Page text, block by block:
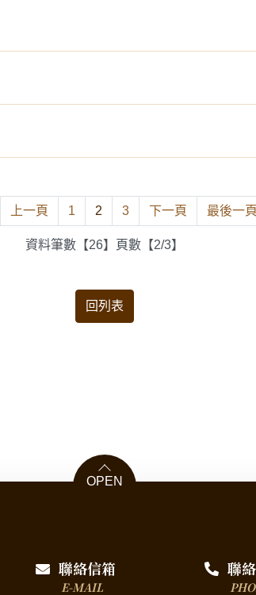
上一頁 1 2 3 下一頁 最後一頁
資料筆數【26】頁數【2/3】
回列表
OPEN
聯絡信箱
E-MAIL
聯